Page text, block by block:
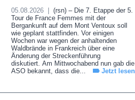
05.08.2026 |
(rsn) – Die 7. Etappe der 5.
Tour de France Femmes mit der
Bergankunft auf dem Mont Ventoux soll
wie geplant stattfinden. Vor einigen
Wochen war wegen der anhaltenden
Waldbrände in Frankreich über eine
Änderung der Streckenführung
diskutiert. Am Mittwochabend nun gab die
ASO bekannt, dass die...
Jetzt lesen